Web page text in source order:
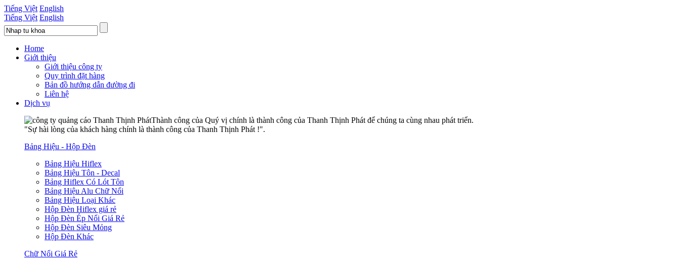
Tiếng Việt English
Tiếng Việt English
Home
Giới thiệu
Giới thiệu công ty
Quy trình đặt hàng
Bản đồ hướng dẫn đường đi
Liên hệ
Dịch vụ
Thành công của Quý vị chính là thành công của Thanh Thịnh Phát để chúng ta cùng nhau phát triển.
"Sự hài lòng của khách hàng chính là thành công của Thanh Thịnh Phát !".
Bảng Hiệu - Hộp Đèn
Bảng Hiệu Hiflex
Bảng Hiệu Tôn - Decal
Bảng Hiflex Có Lót Tôn
Bảng Hiệu Alu Chữ Nổi
Bảng Hiệu Loại Khác
Hộp Đèn Hiflex giá rẻ
Hộp Đèn Ép Nổi Giá Rẻ
Hộp Đèn Siêu Mỏng
Hộp Đèn Khác
Chữ Nổi Giá Rẻ